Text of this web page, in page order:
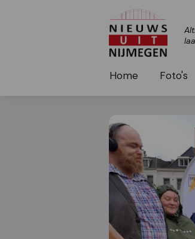
Home Foto's